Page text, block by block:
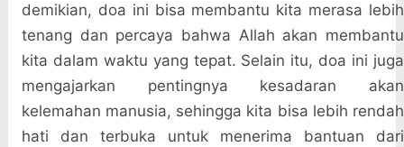
demikian, doa ini bisa membantu kita merasa lebih
tenang dan percaya bahwa Allah akan membantu
kita dalam waktu yang tepat. Selain itu, doa ini juga
mengajarkan pentingnya kesadaran akan
kelemahan manusia, sehingga kita bisa lebih rendah
hati dan terbuka untuk menerima bantuan dari